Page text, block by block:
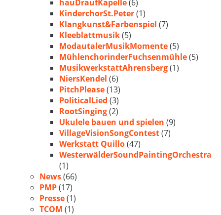
hauDraufKapelle(6)
KinderchorSt.Peter(1)
Klangkunst&Farbenspiel (7)
Kleeblattmusik(5)
ModautalerMusikMomente(5)
MühlenchorinderFuchsenmühle(5)
MusikwerkstattAhrensberg(1)
NiersKendel (6)
PitchPlease(13)
PoliticalLied (3)
RootSinging(2)
Ukulele bauen und spielen (9)
VillageVisionSongContest(7)
Werkstatt Quillo(47)
WesterwälderSoundPaintingOrchestra
(1)
News(66)
PMP(17)
Presse(1)
TCOM (1)